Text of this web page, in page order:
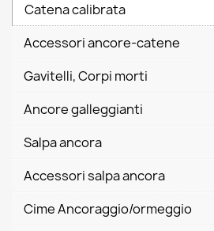
Catena calibrata
Accessori ancore-catene
Gavitelli, Corpi morti
Ancore galleggianti
Salpa ancora
Accessori salpa ancora
Cime Ancoraggio/ormeggio